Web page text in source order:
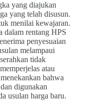
yang diajukan
yang telah disusun.
menilai kewajaran.
dalam rentang HPS
penyesuaian
melampaui
tidak
atau
bahwa
digunakan
usulan harga baru.